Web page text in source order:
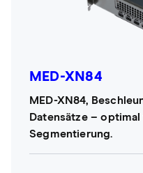
MED-XN84
MED-XN84,
Datensätze –
Segmentierung.